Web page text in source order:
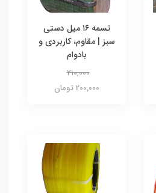
تسمه ۱۶ میل دستی
سبز | مقاوم، کاربردی و
بادوام
210,000
200,000 تومان